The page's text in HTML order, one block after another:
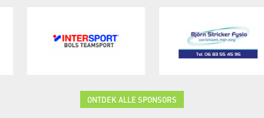
ONTDEK ALLE SPONSORS